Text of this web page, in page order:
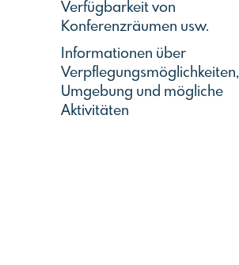
Verfügbarkeit von
Konferenzräumen usw.
Informationen über
Verpflegungsmöglichkeiten,
Umgebung und mögliche
Aktivitäten